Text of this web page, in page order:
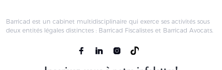
Barricad est un cabinet multidisciplinaire qui exerce ses activités sous
deux entités légales distinctes : Barricad Fiscalistes et Barricad Avocats.